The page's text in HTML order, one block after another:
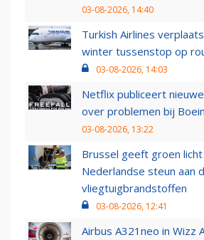
03-08-2026, 14:40
Turkish Airlines
winter tussenstop op
03-08-2026, 14:03
Netflix publiceert
over problemen bij
03-08-2026, 13:22
Brussel geeft groen
Nederlandse steun aan
vliegtuigbrandstoffen
03-08-2026, 12:41
Airbus A321neo in Wizz